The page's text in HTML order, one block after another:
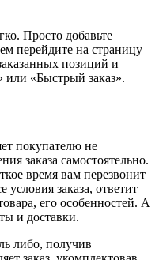
Просто добавьте
перейдите на страницу
позиций и
«Быстрый заказ».
покупателю не
заказа самостоятельно.
время вам перезвонит
заказа, ответит
его особенностей. А
и доставки.
либо, получив